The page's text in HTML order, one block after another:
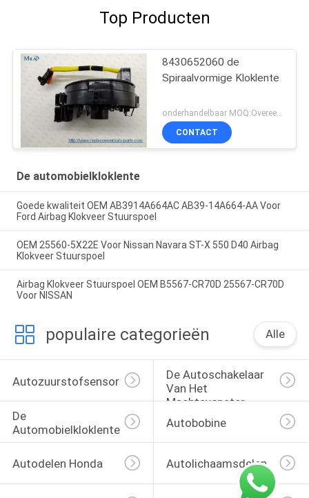
Top Producten
8430652060 de
Spiraalvormige Kloklente
onderhandelbaar MOQ:Overeen te komen
CONTACT
De automobielkloklente
Goede kwaliteit OEM AB3914A664AC AB39-14A664-AA Voor
Ford Airbag Klokveer Stuurspoel
OEM 25560-5X22E Voor Nissan Navara ST-X 550 D40 Airbag
Klokveer Stuurspoel
Airbag Klokveer Stuurspoel OEM B5567-CR70D 25567-CR70D
Voor NISSAN
populaire categorieën Alle
Autozuurstofsensor
De Autoschakelaar
Van Het
Machtsvenster
De
Automobielkloklente
Autobobine
Autodelen Honda Autolichaamsdelen